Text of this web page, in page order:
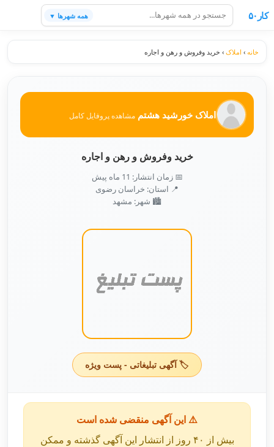
کار۵۰ همه شهرها ▼
خانه › املاک › خرید وفروش و رهن و اجاره
املاک خورشید هشتم مشاهده پروفایل کامل
خرید وفروش و رهن و اجاره
📅 زمان انتشار: 11 ماه پیش
📍 استان: خراسان رضوی
🏙️ شهر: مشهد
🏷️ آگهی تبلیغاتی - پست ویژه
⚠️ این آگهی منقضی شده است
بیش از ۴۰ روز از انتشار این آگهی گذشته و ممکن